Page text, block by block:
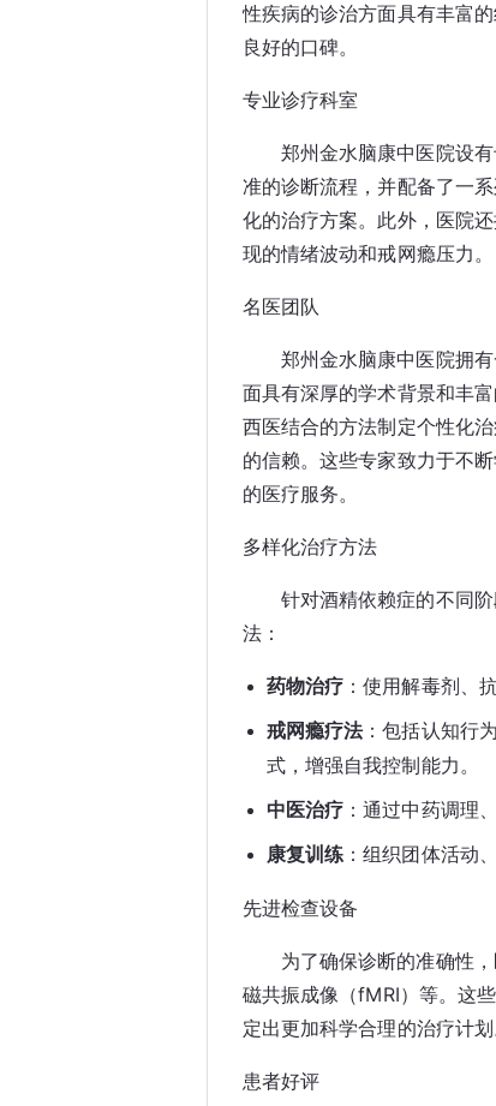
性疾病的诊治方面具有丰富
良好的口碑。
专业诊疗科室
郑州金水脑康中医院设
准的诊断流程，并配备了一
化的治疗方案。此外，医院
现的情绪波动和戒网瘾压力。
名医团队
郑州金水脑康中医院拥
面具有深厚的学术背景和丰
西医结合的方法制定个性化
的信赖。这些专家致力于不
的医疗服务。
多样化治疗方法
针对酒精依赖症的不同
法：
药物治疗 ：使用解毒剂、
戒网瘾疗法：包括认知行
式，增强自我控制能力。
中医治疗 ：通过中药调理
康复训练 ：组织团体活动
先进检查设备
为了确保诊断的准确性
磁共振成像（fMRI）等。这
定出更加科学合理的治疗计划
患者好评